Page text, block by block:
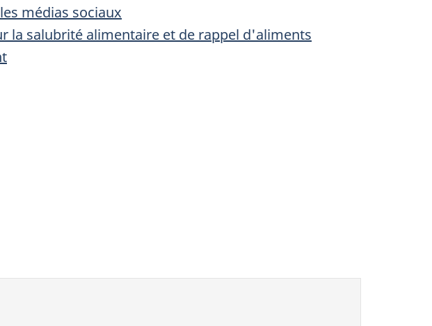
médias sociaux
la salubrité alimentaire et de rappel d'aliments